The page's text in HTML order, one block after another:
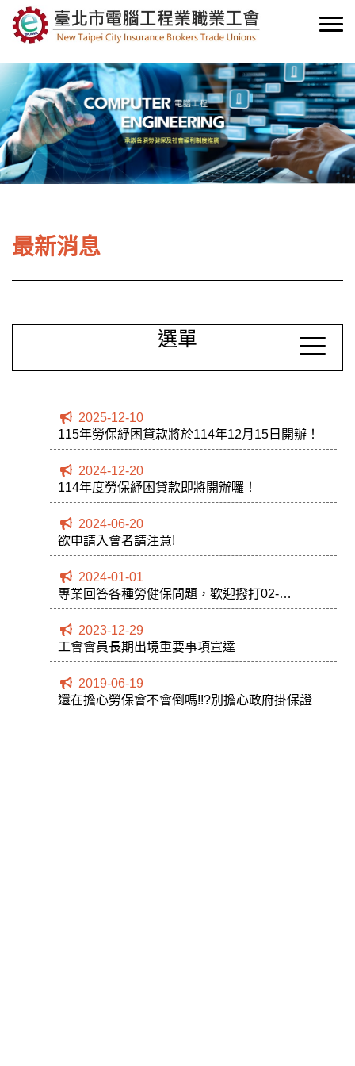
最新消息
選單
2025-12-10
115年勞保紓困貸款將於114年12月15日開辦！
2024-12-20
114年度勞保紓困貸款即將開辦囉！
2024-06-20
欲申請入會者請注意!
2024-01-01
專業回答各種勞健保問題，歡迎撥打02-
28281444或02-28206496
2023-12-29
工會會員長期出境重要事項宣達
2019-06-19
還在擔心勞保會不會倒嗎!!?別擔心政府掛保證